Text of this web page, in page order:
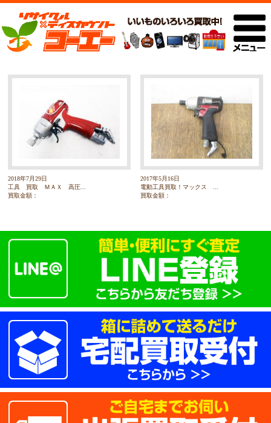
2018年7月29日
工具 買取 ＭＡＸ 高圧...
買取金額：
2017年5月16日
電動工具買取！マックス ...
買取金額：